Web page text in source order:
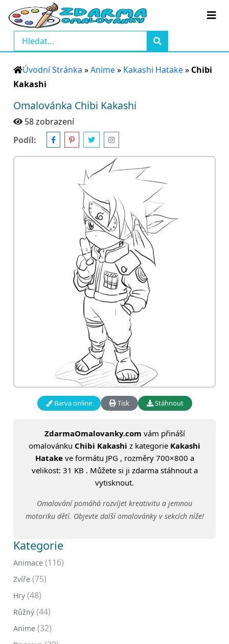
Úvodní Stránka »Anime» Kakashi Hatake» Chibi
Kakashi
Omalovánka Chibi Kakashi
58 zobrazení
Podíl:
Barva online Tisk Stáhnout
ZdarmaOmalovanky.com vám přináší
omalovánku Chibi Kakashi z kategorie Kakashi
Hatakeve formátu JPG , rozměry 700×800 a
velikost: 31 KB . Můžete si ji zdarma stáhnout a
vytisknout.
Omalování pomáhá rozvíjet kreativitu a jemnou
motoriku dětí. Objevte další omalovánky v sekcích níže!
Kategorie
Animace (116)
Zvíře (75)
Hry (48)
Růžný (44)
Anime (32)